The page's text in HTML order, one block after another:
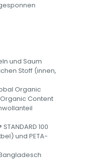
und Saum
Stoff (innen,
Organic
Content
100
und PETA-